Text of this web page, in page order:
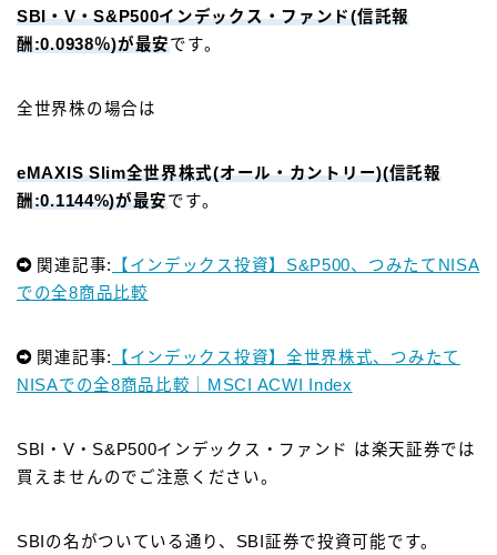
SBI・V・S&P500インデックス・ファンド(信託報
酬:0.0938％)が最安です。
全世界株の場合は
eMAXIS Slim全世界株式(オール・カントリー)(信託報
酬:0.1144%)が最安です。
関連記事:
【インデックス投資】S&P500、つみたてNISA
での全8商品比較
関連記事:
【インデックス投資】全世界株式、つみたて
NISAでの全8商品比較｜MSCI ACWI Index
SBI・V・S&P500インデックス・ファンド は楽天証券では
買えませんのでご注意ください。
SBIの名がついている通り、SBI証券で投資可能です。